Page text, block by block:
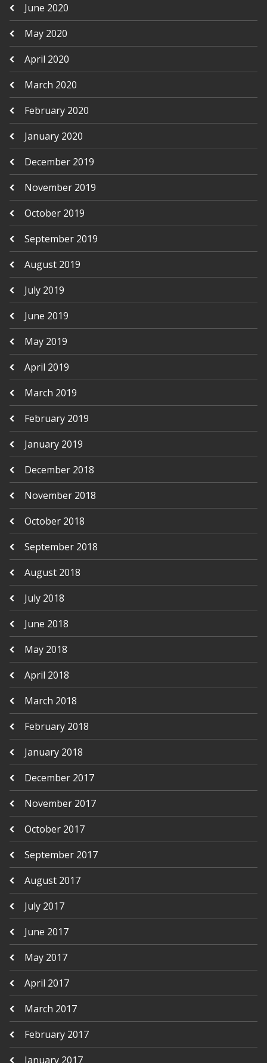
June 2020
May 2020
April 2020
March 2020
February 2020
January 2020
December 2019
November 2019
October 2019
September 2019
August 2019
July 2019
June 2019
May 2019
April 2019
March 2019
February 2019
January 2019
December 2018
November 2018
October 2018
September 2018
August 2018
July 2018
June 2018
May 2018
April 2018
March 2018
February 2018
January 2018
December 2017
November 2017
October 2017
September 2017
August 2017
July 2017
June 2017
May 2017
April 2017
March 2017
February 2017
January 2017